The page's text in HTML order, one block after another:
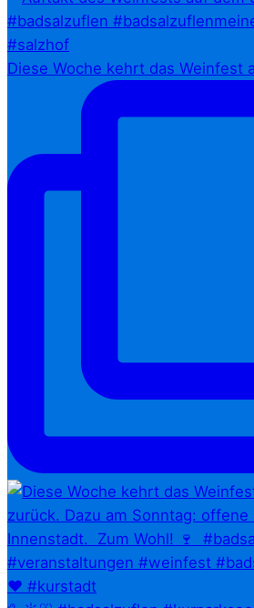
Diese Woche kehrt das Weinfest